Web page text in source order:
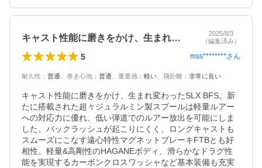
キャスト性能に磨きをかけ、生まれ変わっ…
2025/8/3
（編集済み）
5 mss********さん
耐久性 ： 普通 巻き心地 ： 普通 重量感 ： 軽い 飛距離 ： 非常に良い
キャスト性能に磨きをかけ、生まれ変わったSLX BFS。新
たに搭載された超々ジュラルミン製スプールは軽量ルアー
への対応力に優れ、低い弾道でのルアー放出を可能にしま
した。バックラッシュが起こりにくく、ロングキャストも
スムーズにこなす遠心特性マグネットブレーキFTBとも好
相性。軽量&高剛性のHAGANEボディ、滑らかなドラグ性
能を実現するカーボンクロスワッシャなど基本装備も充実